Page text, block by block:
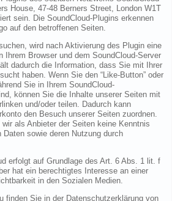
House, 47-48 Berners Street, London W1T
sein. Die SoundCloud-Plugins erkennen
auf den betroffenen Seiten.
wird nach Aktivierung des Plugin eine
Ihrem Browser und dem SoundCloud-Server
dadurch die Information, dass Sie mit Ihrer
haben. Wenn Sie den “Like-Button” oder
Sie in Ihrem SoundCloud-
können Sie die Inhalte unserer Seiten mit
und/oder teilen. Dadurch kann
den Besuch unserer Seiten zuordnen.
als Anbieter der Seiten keine Kenntnis
sowie deren Nutzung durch
erfolgt auf Grundlage des Art. 6 Abs. 1 lit. f
hat ein berechtigtes Interesse an einer
in den Sozialen Medien.
finden Sie in der Datenschutzerklärung von